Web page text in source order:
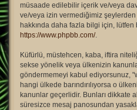
müsaade edilebilir içerik ve/veya
ve/veya izin vermediğimiz
hakkında daha fazla bilgi için, lütfen
https://www.phpbb.com/.
Küfürlü, müstehcen, kaba, iftira
sekse yönelik veya ülkenizin
göndermemeyi kabul ediyorsunuz,
hangi ülkede barındırılıyorsa o
kanunlar geçerlidir. Bunları dikkate
süresizce mesaj panosundan